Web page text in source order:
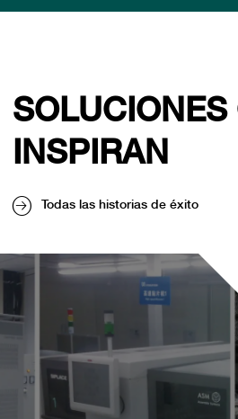
SOLUCIONES
INSPIRAN
Todas las historias de éxito